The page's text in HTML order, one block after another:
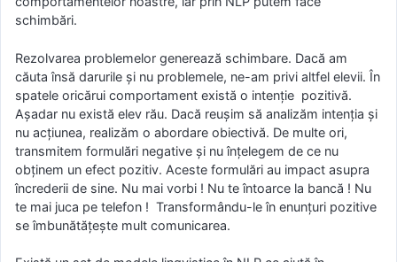
schimbări.
Rezolvarea problemelor generează schimbare. Dacă am
căuta însă darurile și nu problemele, ne-am privi altfel elevii. În
spatele oricărui comportament există o intenție pozitivă.
Așadar nu există elev rău. Dacă reușim să analizăm intenția și
nu acțiunea, realizăm o abordare obiectivă. De multe ori,
transmitem formulări negative și nu înțelegem de ce nu
obținem un efect pozitiv. Aceste formulări au impact asupra
încrederii de sine. Nu mai vorbi ! Nu te întoarce la bancă ! Nu
te mai juca pe telefon ! Transformându-le în enunțuri pozitive
se îmbunătățește mult comunicarea.